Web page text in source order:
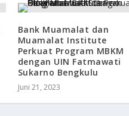
Bank Muamalat dan
Muamalat Institute
Perkuat Program MBKM
dengan UIN Fatmawati
Sukarno Bengkulu
Juni 21, 2023